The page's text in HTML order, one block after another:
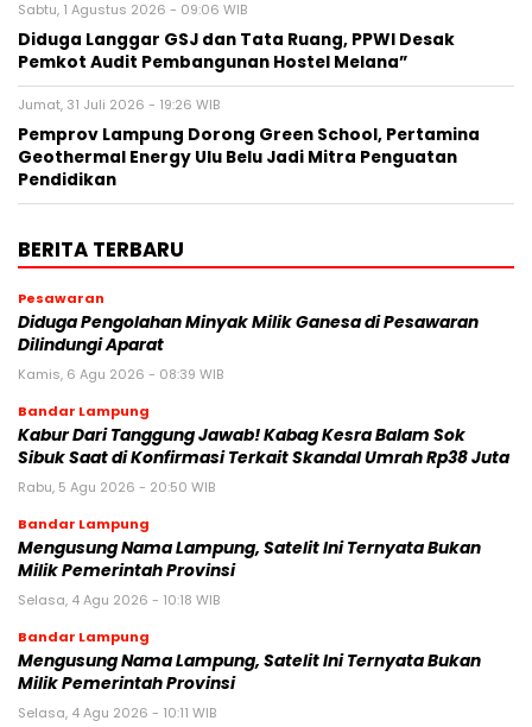
Sabtu, 1 Agustus 2026 - 09:06 WIB
Diduga Langgar GSJ dan Tata Ruang, PPWI Desak
Pemkot Audit Pembangunan Hostel Melana”
Jumat, 31 Juli 2026 - 19:26 WIB
Pemprov Lampung Dorong Green School, Pertamina
Geothermal Energy Ulu Belu Jadi Mitra Penguatan
Pendidikan
BERITA TERBARU
Pesawaran
Diduga Pengolahan Minyak Milik Ganesa di Pesawaran
Dilindungi Aparat
Kamis, 6 Agu 2026 - 08:39 WIB
Bandar Lampung
Kabur Dari Tanggung Jawab! Kabag Kesra Balam Sok
Sibuk Saat di Konfirmasi Terkait Skandal Umrah Rp38 Juta
Rabu, 5 Agu 2026 - 20:50 WIB
Bandar Lampung
Mengusung Nama Lampung, Satelit Ini Ternyata Bukan
Milik Pemerintah Provinsi
Selasa, 4 Agu 2026 - 10:18 WIB
Bandar Lampung
Mengusung Nama Lampung, Satelit Ini Ternyata Bukan
Milik Pemerintah Provinsi
Selasa, 4 Agu 2026 - 10:11 WIB